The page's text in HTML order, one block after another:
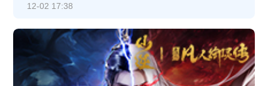
12-02 17:38